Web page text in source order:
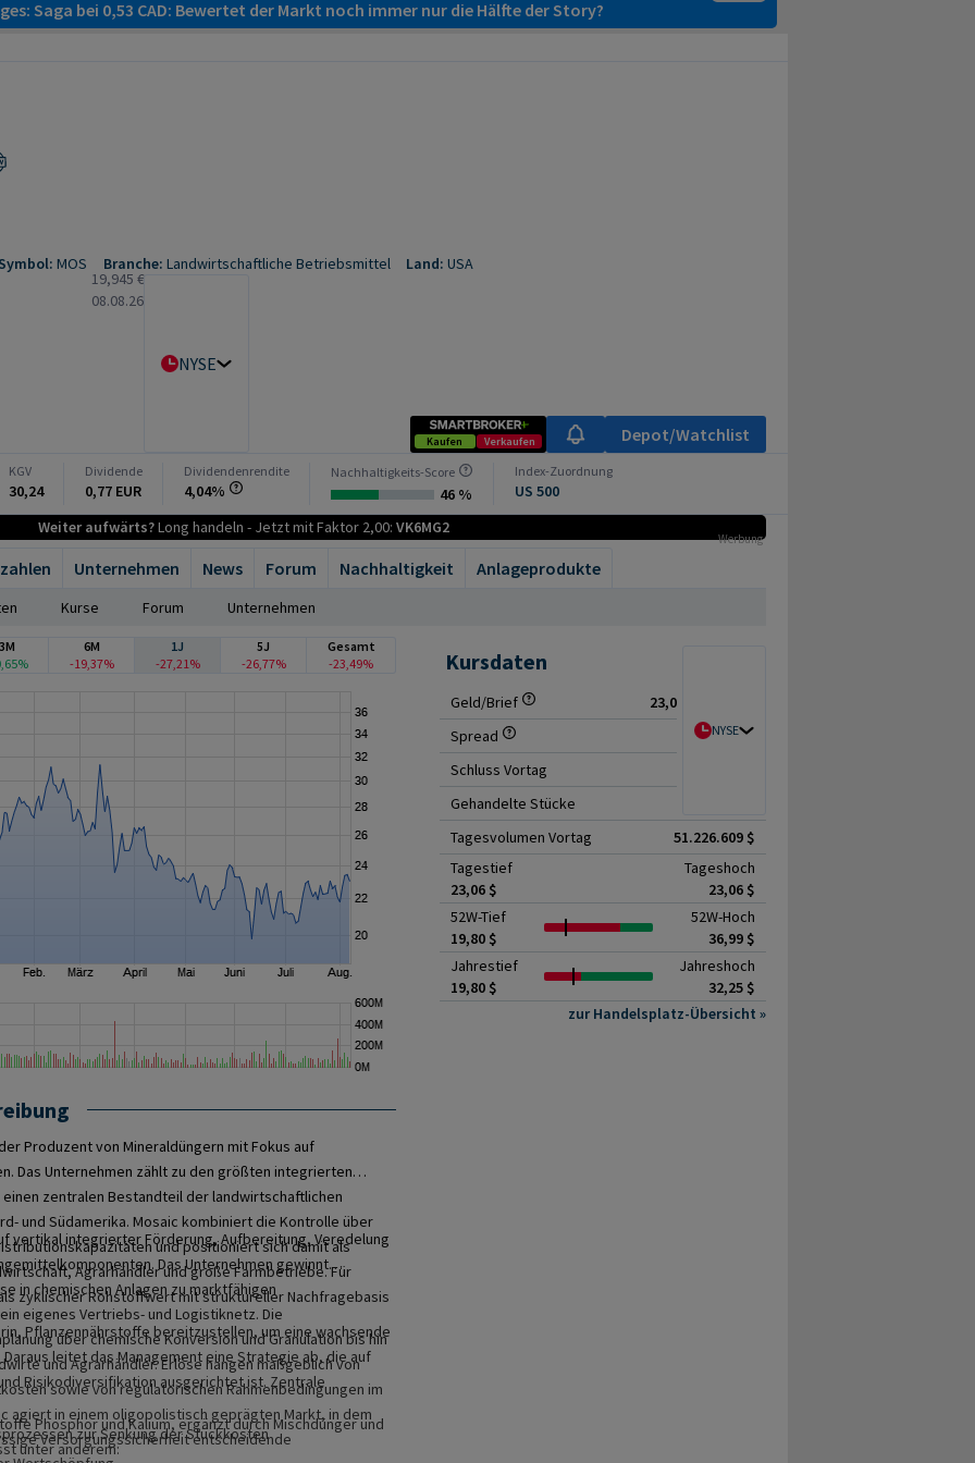
Saga bei 0,53 CAD: Bewertet der Markt noch immer nur die Hälfte der Story?
MOS Branche: Landwirtschaftliche Betriebsmittel Land: USA
19,945 €
08.08.26
NYSE
Kaufen Verkaufen Depot/Watchlist
KGV
30,24
Dividende
0,77 EUR
Dividendenrendite
4,04%
Nachhaltigkeits-Score
46 %
Index-Zuordnung
US 500
Weiter aufwärts?Long handeln - Jetzt mit Faktor 2,00: VK6MG2
Werbung
Unternehmen News Forum Nachhaltigkeit Anlageprodukte
Kurse Forum Unternehmen
3M
6M
-19,37%
1J
-27,21%
5J
-26,77%
Gesamt
-23,49%
Produzent von Mineraldüngern mit Fokus auf
Das Unternehmen zählt zu den größten integrierten
zentralen Bestandteil der landwirtschaftlichen
und Südamerika. Mosaic kombiniert die Kontrolle über
und positioniert sich damit als
Agrarhändler und große Farmbetriebe. Für
zyklischer Rohstoffwert mit struktureller Nachfragebasis
vertikal integrierter Förderung, Aufbereitung, Veredelung
Das Unternehmen gewinnt
in chemischen Anlagen zu marktfähigen
eigenes Vertriebs- und Logistiknetz. Die
über chemische Konversion und Granulation bis hin
und Agrarhändler. Erlöse hängen maßgeblich von
sowie von regulatorischen Rahmenbedingungen im
agiert in einem oligopolistisch geprägten Markt, in dem
Versorgungssicherheit entscheidende
Pflanzennährstoffe bereitzustellen, um eine wachsende
leitet das Management eine Strategie ab, die auf
Risikodiversifikation ausgerichtet ist. Zentrale
zur Senkung der Stückkosten
Phosphor und Kalium, ergänzt durch Mischdünger und
unter anderem:
Kursdaten
NYSE
Geld/Brief
23,05 $ / 23,08 $
Spread
+0,13%
Schluss Vortag
Gehandelte Stücke
Tagesvolumen Vortag
51.226.609 $
Tagestief
23,06 $
Tageshoch
23,06 $
52W-Tief
19,80 $
52W-Hoch
36,99 $
Jahrestief
19,80 $
Jahreshoch
32,25 $
zur Handelsplatz-Übersicht »